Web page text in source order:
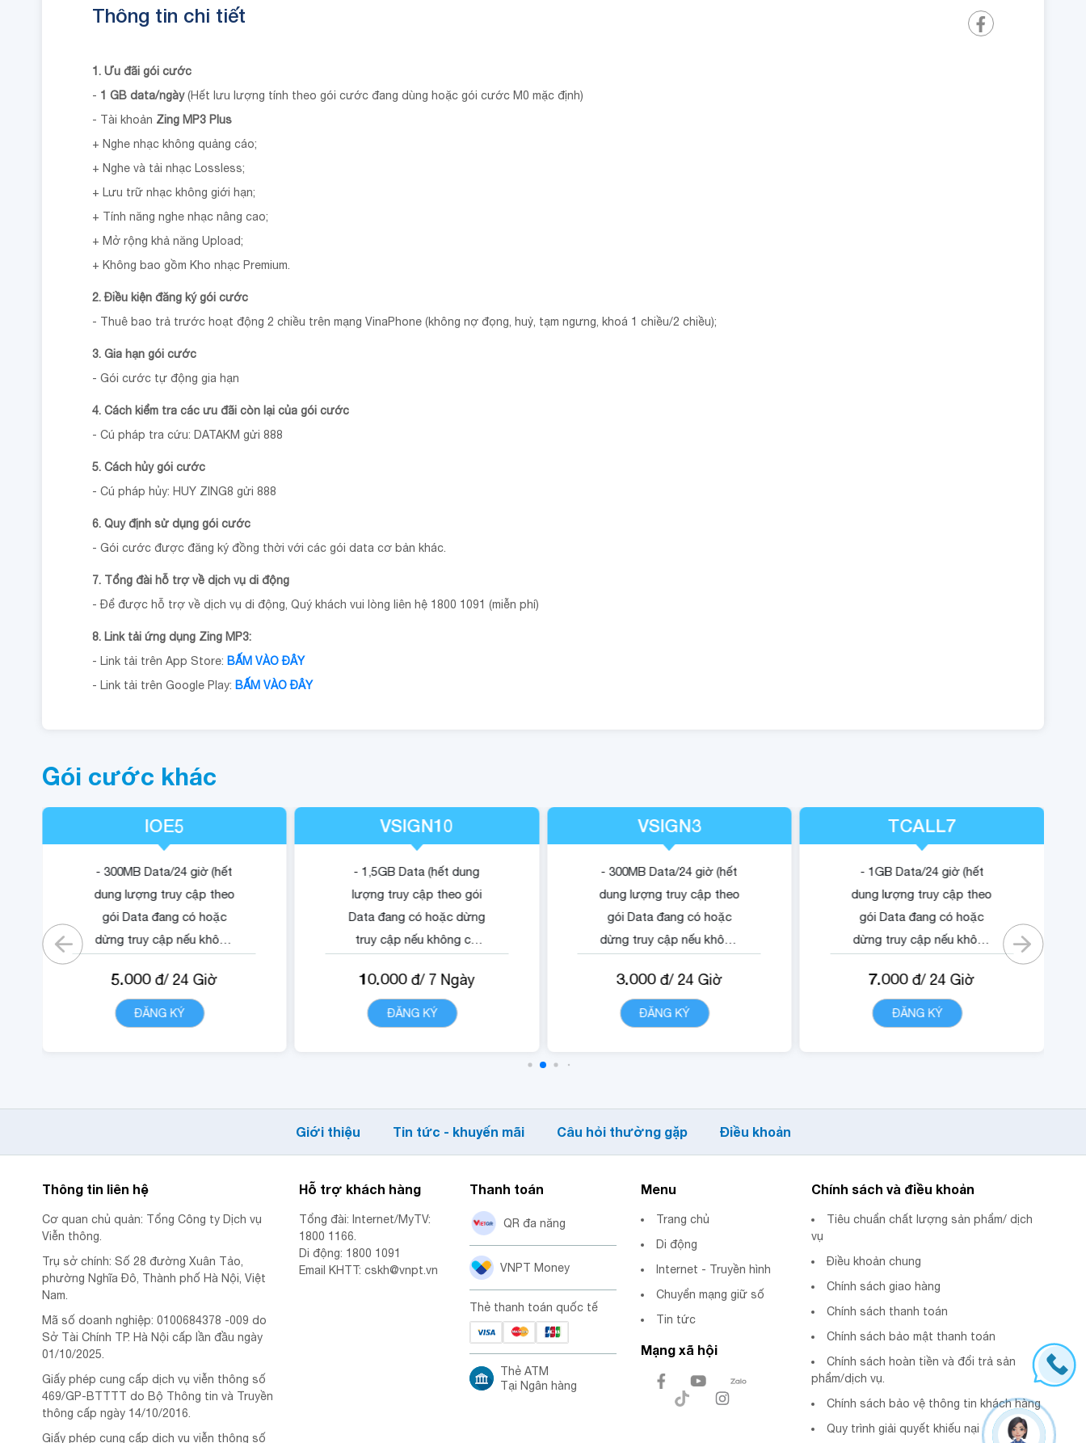
Thông tin chi tiết
1. Ưu đãi gói cước
- 1 GB data/ngày(Hết lưu lượng tính theo gói cước đang dùng hoặc gói cước M0 mặc định)
- Tài khoản Zing MP3 Plus
+ Nghe nhạc không quảng cáo;
+ Nghe và tải nhạc Lossless;
+ Lưu trữ nhạc không giới hạn;
+ Tính năng nghe nhạc nâng cao;
+ Mở rộng khả năng Upload;
+ Không bao gồm Kho nhạc Premium.
2. Điều kiện đăng ký gói cước
- Thuê bao trả trước hoạt động 2 chiều trên mạng VinaPhone (không nợ đọng, huỷ, tạm ngưng, khoá 1 chiều/2 chiều);
3. Gia hạn gói cước
- Gói cước tự động gia hạn
4. Cách kiểm tra các ưu đãi còn lại của gói cước
- Cú pháp tra cứu: DATAKM gửi 888
5. Cách hủy gói cước
- Cú pháp hủy: HUY ZING8 gửi 888
6. Quy định sử dụng gói cước
- Gói cước được đăng ký đồng thời với các gói data cơ bản khác.
7. Tổng đài hỗ trợ về dịch vụ di động
- Để được hỗ trợ về dịch vụ di động, Quý khách vui lòng liên hệ 1800 1091 (miễn phí)
8. Link tải ứng dụng Zing MP3:
- Link tải trên App Store: BẤM VÀO ĐÂY
- Link tải trên Google Play: BẤM VÀO ĐÂY
Gói cước khác
IOE5
- 300MB Data/24 giờ (hết
dung lượng truy cập theo
gói Data đang có hoặc
dừng truy cập nếu không
- Cộng 500 RUBY.
- 01 Mã Quyền Lợi IOE sử
dụng trong 24 giờ.
5.000đ/ 24 Giờ
ĐĂNG KÝ
VSIGN10
- 1,5GB Data (hết dung
lượng truy cập theo gói
Data đang có hoặc dừng
truy cập nếu không có
- Quyền lợi sử dụng nội
dung dịch vụ Vsign.
10.000đ/ 7 Ngày
CHI TIẾT ĐĂNG KÝ
VSIGN3
- 300MB Data/24 giờ (hết
dung lượng truy cập theo
gói Data đang có hoặc
dừng truy cập nếu không
- Quyền lợi sử dụng nội
dung dịch vụ Vsign.
3.000đ/ 24 Giờ
CHI TIẾT ĐĂNG KÝ
TCALL7
- 1GB Data/24 giờ (hết
dung lượng truy cập theo
gói Data đang có hoặc
dừng truy cập nếu không
- Quyền lợi sử dụng nội
dung dịch vụ Trustcall.
7.000đ/ 24 Giờ
CHI TIẾT ĐĂNG KÝCHI TIẾT
Giới thiệu Tin tức - khuyến mãi Câu hỏi thường gặp Điều khoản
Thông tin liên hệ
Cơ quan chủ quản: Tổng Công ty Dịch vụ
Viễn thông.
Trụ sở chính: Số 28 đường Xuân Tảo,
phường Nghĩa Đô, Thành phố Hà Nội, Việt
Nam.
Mã số doanh nghiệp: 0100684378 -009 do
Sở Tài Chính TP. Hà Nội cấp lần đầu ngày
01/10/2025.
Giấy phép cung cấp dịch vụ viễn thông số
469/GP-BTTTT do Bộ Thông tin và Truyền
thông cấp ngày 14/10/2016.
Giấy phép cung cấp dịch vụ viễn thông số
Hỗ trợ khách hàng
Tổng đài: Internet/MyTV:
1800 1166.
Di động: 1800 1091
Email KHTT: cskh@vnpt.vn
Thanh toán
QR đa năng
VNPT Money
Thẻ thanh toán quốc tế
Thẻ ATM
Tại Ngân hàng
Menu
Trang chủ
Di động
Internet - Truyền hình
Chuyển mạng giữ số
Tin tức
Mạng xã hội
Chính sách và điều khoản
Tiêu chuẩn chất lượng sản phẩm/ dịch
vụ
Điều khoản chung
Chính sách giao hàng
Chính sách thanh toán
Chính sách bảo mật thanh toán
Chính sách hoàn tiền và đổi trả sản
phẩm/dịch vụ.
Chính sách bảo vệ thông tin khách hàng
Quy trình giải quyết khiếu nại